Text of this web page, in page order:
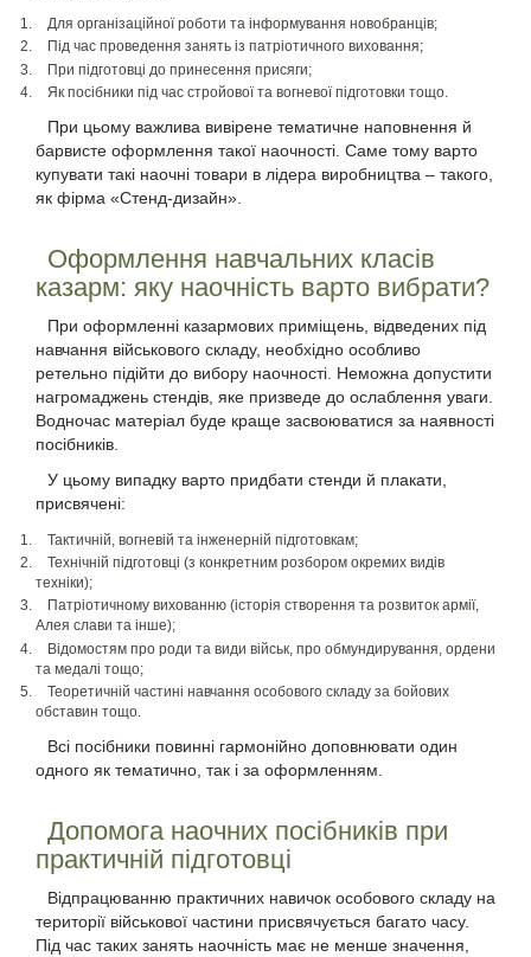
Для організаційної роботи та інформування новобранців;
Під час проведення занять із патріотичного виховання;
При підготовці до принесення присяги;
Як посібники під час стройової та вогневої підготовки тощо.
При цьому важлива вивірене тематичне наповнення й
барвисте оформлення такої наочності. Саме тому варто
купувати такі наочні товари в лідера виробництва – такого,
як фірма «Стенд-дизайн».
Оформлення навчальних класів
казарм: яку наочність варто вибрати?
При оформленні казармових приміщень, відведених під
навчання військового складу, необхідно особливо
ретельно підійти до вибору наочності. Неможна допустити
нагромаджень стендів, яке призведе до ослаблення уваги.
Водночас матеріал буде краще засвоюватися за наявності
посібників.
У цьому випадку варто придбати стенди й плакати,
присвячені:
Тактичній, вогневій та інженерній підготовкам;
Технічній підготовці (з конкретним розбором окремих видів
техніки);
Патріотичному вихованню (історія створення та розвиток армії,
Алея слави та інше);
Відомостям про роди та види військ, про обмундирування, ордени
та медалі тощо;
Теоретичній частині навчання особового складу за бойових
обставин тощо.
Всі посібники повинні гармонійно доповнювати один
одного як тематично, так і за оформленням.
Допомога наочних посібників при
практичній підготовці
Відпрацюванню практичних навичок особового складу на
території військової частини присвячується багато часу.
Під час таких занять наочність має не менше значення,